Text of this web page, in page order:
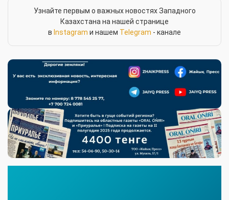
Узнайте первым о важных новостях Западного
Казахстана на нашей странице
в Instagram и нашем Telegram - канале